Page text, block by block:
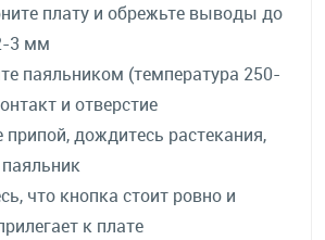
плату и обрежьте выводы до
3 мм
паяльником (температура 250-
и отверстие
припой, дождитесь растекания,
что кнопка стоит ровно и
к плате